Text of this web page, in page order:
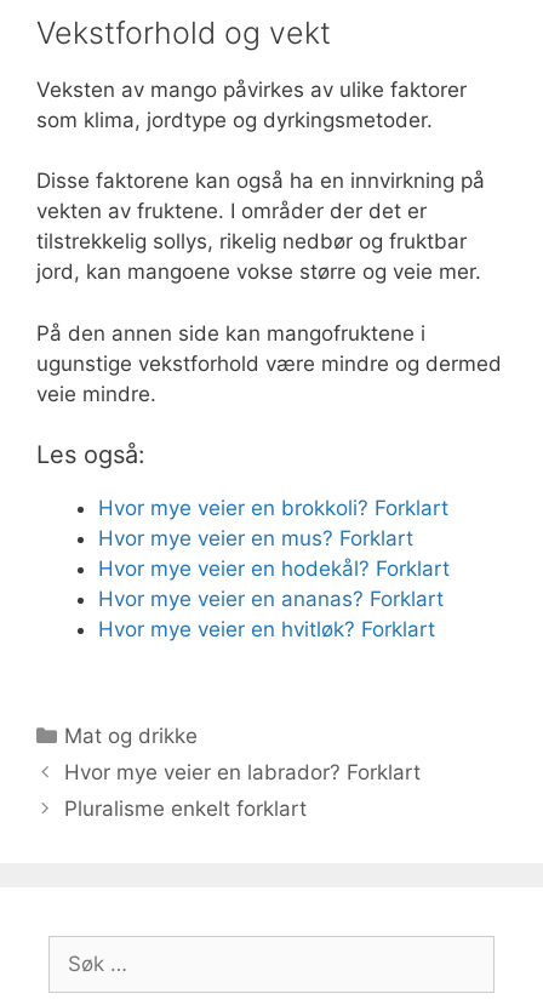
Vekstforhold og vekt
Veksten av mango påvirkes av ulike faktorer
som klima, jordtype og dyrkingsmetoder.
Disse faktorene kan også ha en innvirkning på
vekten av fruktene. I områder der det er
tilstrekkelig sollys, rikelig nedbør og fruktbar
jord, kan mangoene vokse større og veie mer.
På den annen side kan mangofruktene i
ugunstige vekstforhold være mindre og dermed
veie mindre.
Les også:
Hvor mye veier en brokkoli? Forklart
Hvor mye veier en mus? Forklart
Hvor mye veier en hodekål? Forklart
Hvor mye veier en ananas? Forklart
Hvor mye veier en hvitløk? Forklart
Kategorier
Mat og drikke
Hvor mye veier en labrador? Forklart
Pluralisme enkelt forklart
etter: